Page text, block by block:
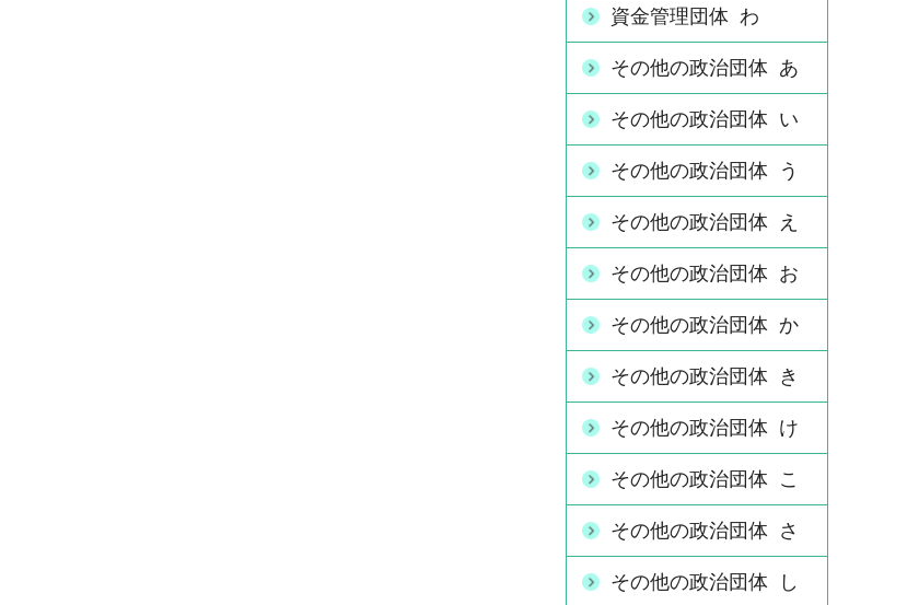
資金管理団体 わ
その他の政治団体 あ
その他の政治団体 い
その他の政治団体 う
その他の政治団体 え
その他の政治団体 お
その他の政治団体 か
その他の政治団体 き
その他の政治団体 け
その他の政治団体 こ
その他の政治団体 さ
その他の政治団体 し